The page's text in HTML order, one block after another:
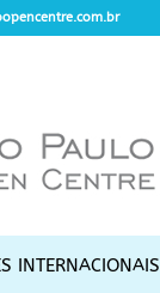
INTERNACIONAIS